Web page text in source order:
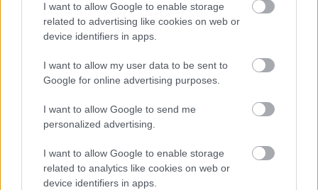
I want to allow Google to enable storage
related to advertising like cookies on web or
device identifiers in apps.
I want to allow my user data to be sent to
Google for online advertising purposes.
I want to allow Google to send me
personalized advertising.
I want to allow Google to enable storage
related to analytics like cookies on web or
device identifiers in apps.
KISZÁMOLOM!